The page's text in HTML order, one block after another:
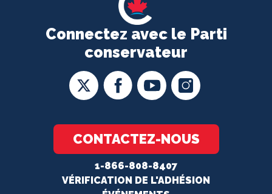
Connectez avec le Parti
conservateur
CONTACTEZ-NOUS
1-866-808-8407
VÉRIFICATION DE L'ADHÉSION